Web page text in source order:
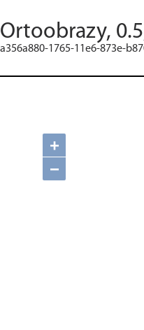
Ortoobrazy,
a356a880-1765-11e6-873e-
+
−